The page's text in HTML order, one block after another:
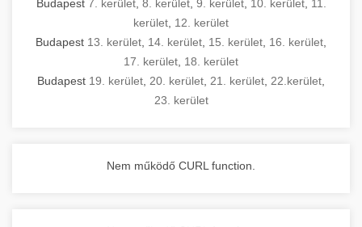
Budapest 7. kerület, 8. kerület, 9. kerület, 10. kerület, 11.
kerület 12. kerület
Budapest 13. kerület 14. kerület 15. kerület 16. kerület
17. kerület 18. kerület
Budapest 19. kerület 20. kerület 21. kerület 22.kerület
23. kerület
Nem működő CURL function.